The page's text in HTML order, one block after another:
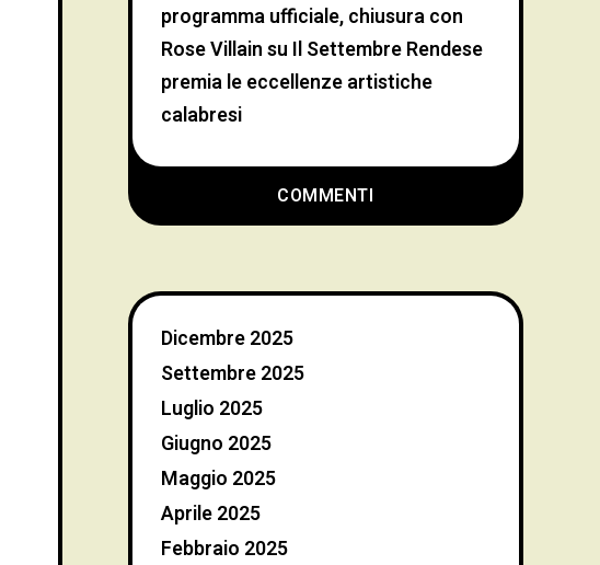
COMMENTI
programma ufficiale, chiusura con
Rose Villainsu Il Settembre Rendese
premia le eccellenze artistiche
calabresi
Dicembre 2025
Settembre 2025
Luglio 2025
Giugno 2025
Maggio 2025
Aprile 2025
Febbraio 2025